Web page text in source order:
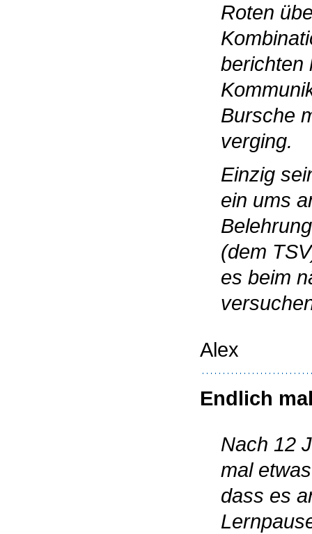
Roten
berichten
Bursche
verging.
Einzig
ein ums
(dem
es beim
Alex
Endlich
Nach 12
mal
dass es